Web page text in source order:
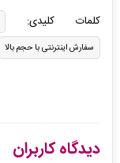
کلمات کلیدی:
سفارش اینترنتی با حجم بالا
دیدگاه کاربران